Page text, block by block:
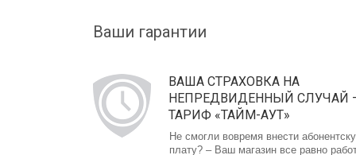
Ваши гарантии
ВАША СТРАХОВКА НА
НЕПРЕДВИДЕННЫЙ СЛУЧАЙ
ТАРИФ «ТАЙМ-АУТ»
Не смогли вовремя внести
плату? – Ваш магазин все равно